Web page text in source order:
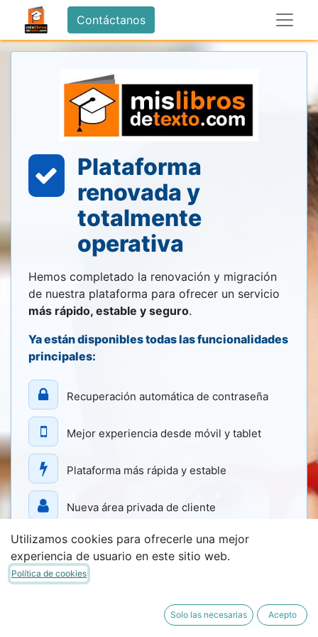
Contáctanos
Plataforma
renovada y
totalmente
operativa
Hemos completado la renovación y migración
de nuestra plataforma para ofrecer un servicio
más rápido, estable y seguro.
Ya están disponibles todas las funcionalidades
principales:
Recuperación automática de contraseña
Mejor experiencia desde móvil y tablet
Plataforma más rápida y estable
Nueva área privada de cliente
Seguimiento de pedidos e incidencias
este proceso de mejora y renovación.
Utilizamos cookies para ofrecerle una mejor
experiencia de usuario en este sitio web.
Política de cookies
Solo las necesarias Acepto